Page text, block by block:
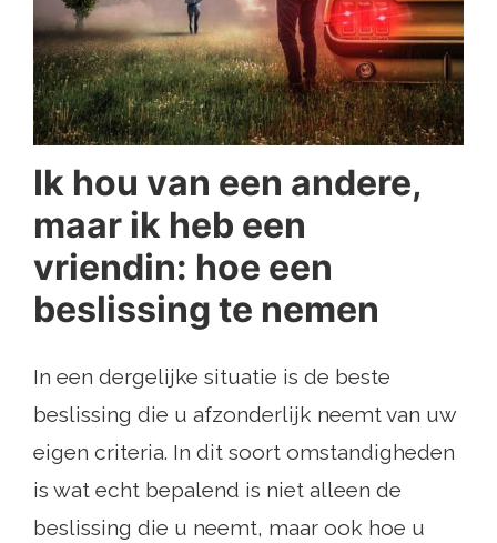
Ik hou van een andere,
maar ik heb een
vriendin: hoe een
beslissing te nemen
In een dergelijke situatie is de beste
beslissing die u afzonderlijk neemt van uw
eigen criteria. In dit soort omstandigheden
is wat echt bepalend is niet alleen de
beslissing die u neemt, maar ook hoe u